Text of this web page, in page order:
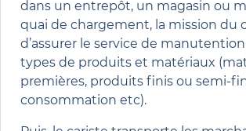
dans un entrepôt, un magasin ou
quai de chargement, la mission du
d’assurer le service de
types de produits et matériaux
premières, produits finis ou semi-
consommation etc).